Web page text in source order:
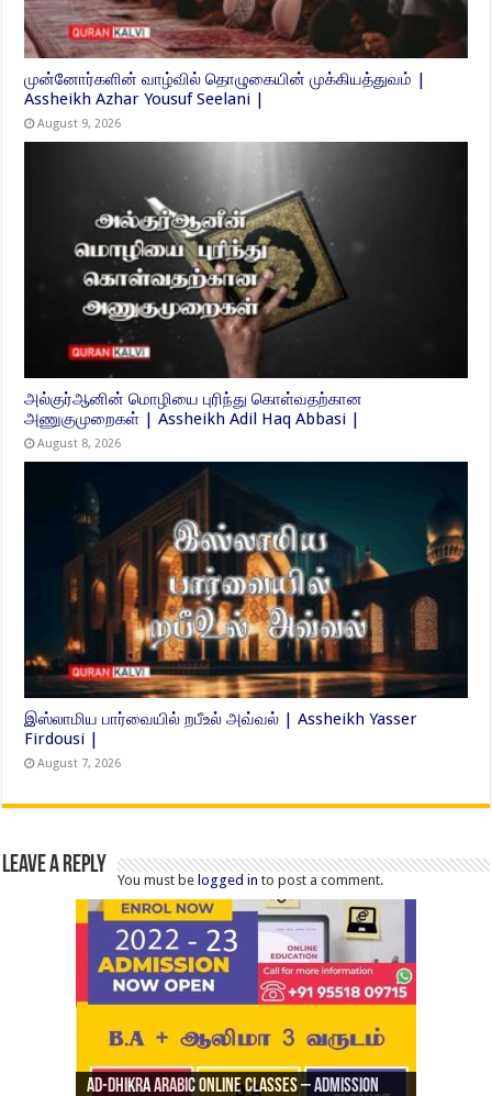
முன்னோர்களின் வாழ்வில் தொழுகையின் முக்கியத்துவம் |
Assheikh Azhar Yousuf Seelani |
August 9, 2026
அல்குர்ஆனின் மொழியை புரிந்து கொள்வதற்கான
அணுகுமுறைகள் | Assheikh Adil Haq Abbasi |
August 8, 2026
இஸ்லாமிய பார்வையில் றபீஉல் அவ்வல் | Assheikh Yasser
Firdousi |
August 7, 2026
Leave a Reply
You must be logged in to post a comment.
Ad-Dhikra Arabic Online Classes – Admission
ரியாத் ஜும்ஆ தமிழாக்கம், Jamia Al Hajiri